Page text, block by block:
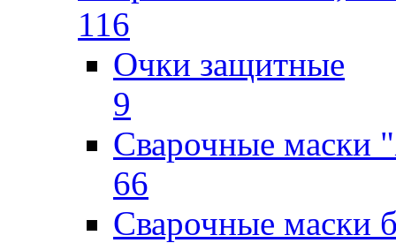
116
Очки защитные
9
Сварочные маски
66
Сварочные маски